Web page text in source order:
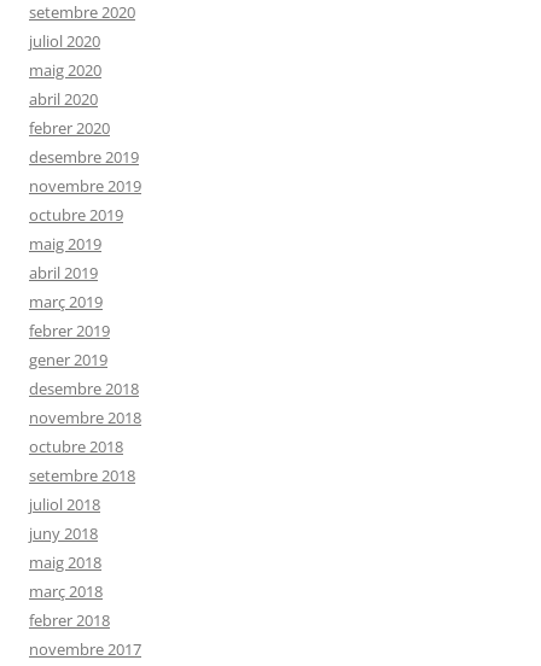
setembre 2020
juliol 2020
maig 2020
abril 2020
febrer 2020
desembre 2019
novembre 2019
octubre 2019
maig 2019
abril 2019
març 2019
febrer 2019
gener 2019
desembre 2018
novembre 2018
octubre 2018
setembre 2018
juliol 2018
juny 2018
maig 2018
març 2018
febrer 2018
novembre 2017